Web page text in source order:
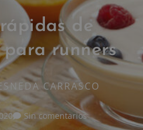
de
para runners
CARRASCO
Sin comentarios